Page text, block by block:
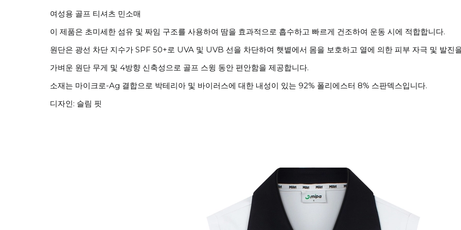
여성용 골프 티셔츠 민소매
이 제품은 초미세한 섬유 및 짜임 구조를 사용하여 땀을 효과적으로 흡수하고 빠르게 건조하여 운동 시에 적합합니다.
원단은 광선 차단 지수가 SPF 50+로 UVA 및 UVB 선을 차단하여 햇볕에서 몸을 보호하고 열에 의한 피부 자극 및 발진
가벼운 원단 무게 및 4방향 신축성으로 골프 스윙 동안 편안함을 제공합니다.
소재는 마이크로-Ag 결합으로 박테리아 및 바이러스에 대한 내성이 있는 92% 폴리에스터 8% 스판덱스입니다.
디자인: 슬림 핏